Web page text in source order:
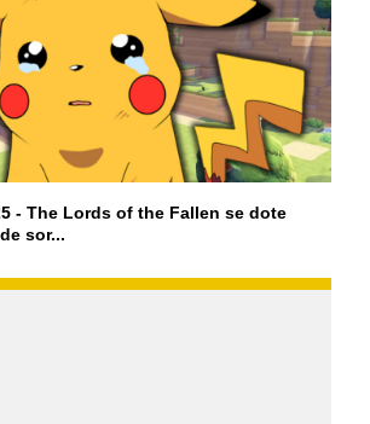
- The Lords of the Fallen se dote
sor...